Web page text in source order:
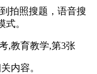
拍照搜题，语音搜
。
内容。